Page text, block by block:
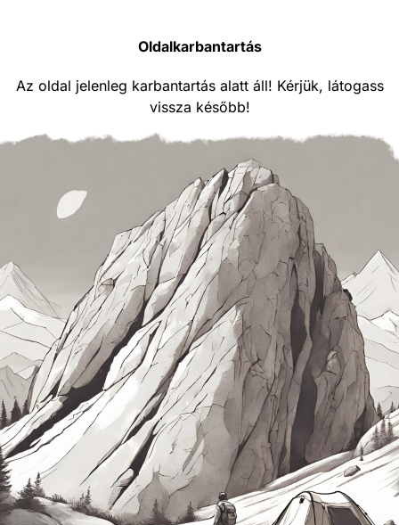
Oldalkarbantartás
Az oldal jelenleg karbantartás alatt áll! Kérjük, látogass
vissza később!